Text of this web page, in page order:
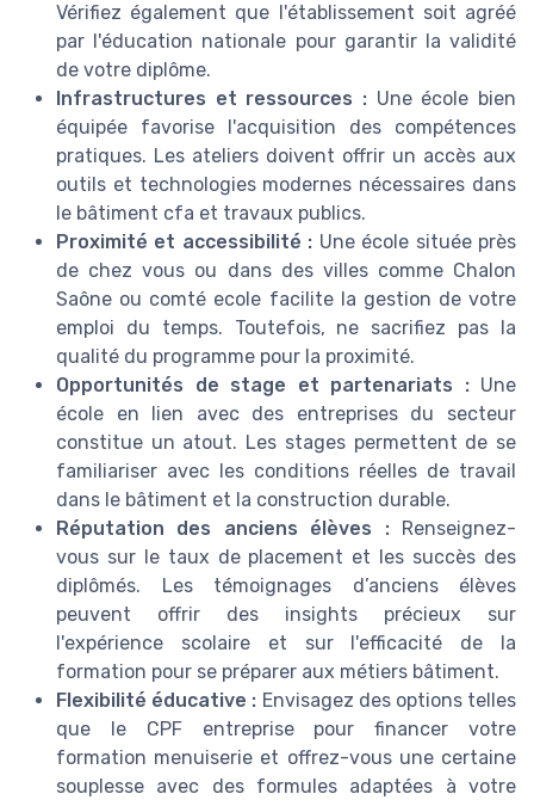
Vérifiez également que l'établissement soit agréé
par l'éducation nationale pour garantir la validité
de votre diplôme.
Infrastructures et ressources : Une école bien
équipée favorise l'acquisition des compétences
pratiques. Les ateliers doivent offrir un accès aux
outils et technologies modernes nécessaires dans
le bâtiment cfa et travaux publics.
Proximité et accessibilité : Une école située près
de chez vous ou dans des villes comme Chalon
Saône ou comté ecole facilite la gestion de votre
emploi du temps. Toutefois, ne sacrifiez pas la
qualité du programme pour la proximité.
Opportunités de stage et partenariats :Une
école en lien avec des entreprises du secteur
constitue un atout. Les stages permettent de se
familiariser avec les conditions réelles de travail
dans le bâtiment et la construction durable.
Réputation des anciens élèves :Renseignez-
vous sur le taux de placement et les succès des
diplômés. Les témoignages d’anciens élèves
peuvent offrir des insights précieux sur
l'expérience scolaire et sur l'efficacité de la
formation pour se préparer aux métiers bâtiment.
Flexibilité éducative : Envisagez des options telles
que le CPF entreprise pour financer votre
formation menuiserie et offrez-vous une certaine
souplesse avec des formules adaptées à votre